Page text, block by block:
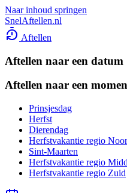
Naar inhoud springen
SnelAftellen.nl
Aftellen
Aftellen naar een datum
Aftellen naar een
Prinsjesdag
Herfst
Dierendag
Herfstvakantie regio
Sint-Maarten
Herfstvakantie regio
Herfstvakantie regio Zuid